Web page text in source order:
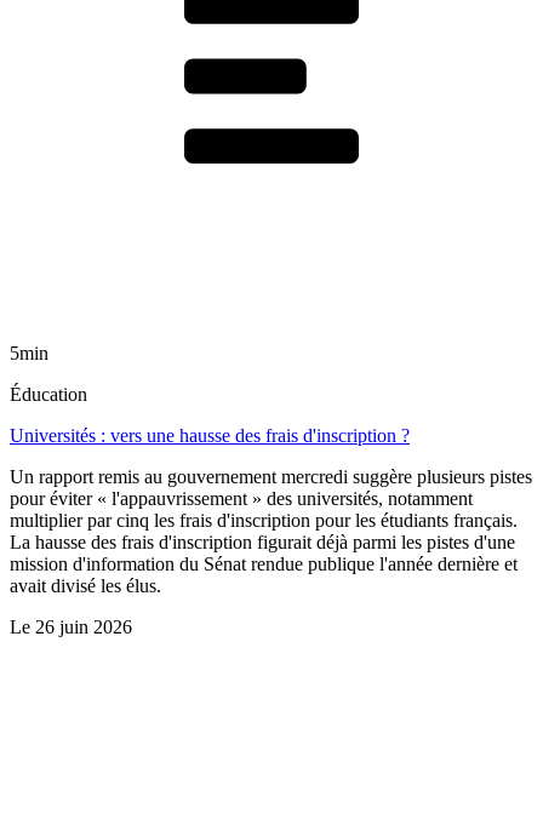
5min
Éducation
Universités : vers une hausse des frais d'inscription ?
Un rapport remis au gouvernement mercredi suggère plusieurs pistes
pour éviter « l'appauvrissement » des universités, notamment
multiplier par cinq les frais d'inscription pour les étudiants français.
La hausse des frais d'inscription figurait déjà parmi les pistes d'une
mission d'information du Sénat rendue publique l'année dernière et
avait divisé les élus.
Le 26 juin 2026